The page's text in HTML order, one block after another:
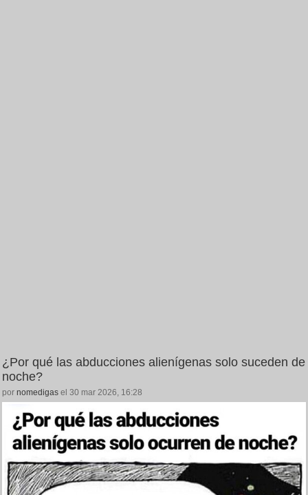
¿Por qué las abducciones alienígenas solo suceden de
noche?
por nomedigas el 30 mar 2026, 16:28